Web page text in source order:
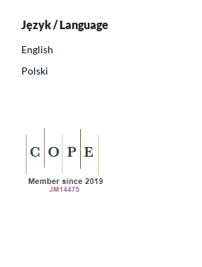
Język / Language
English
Polski